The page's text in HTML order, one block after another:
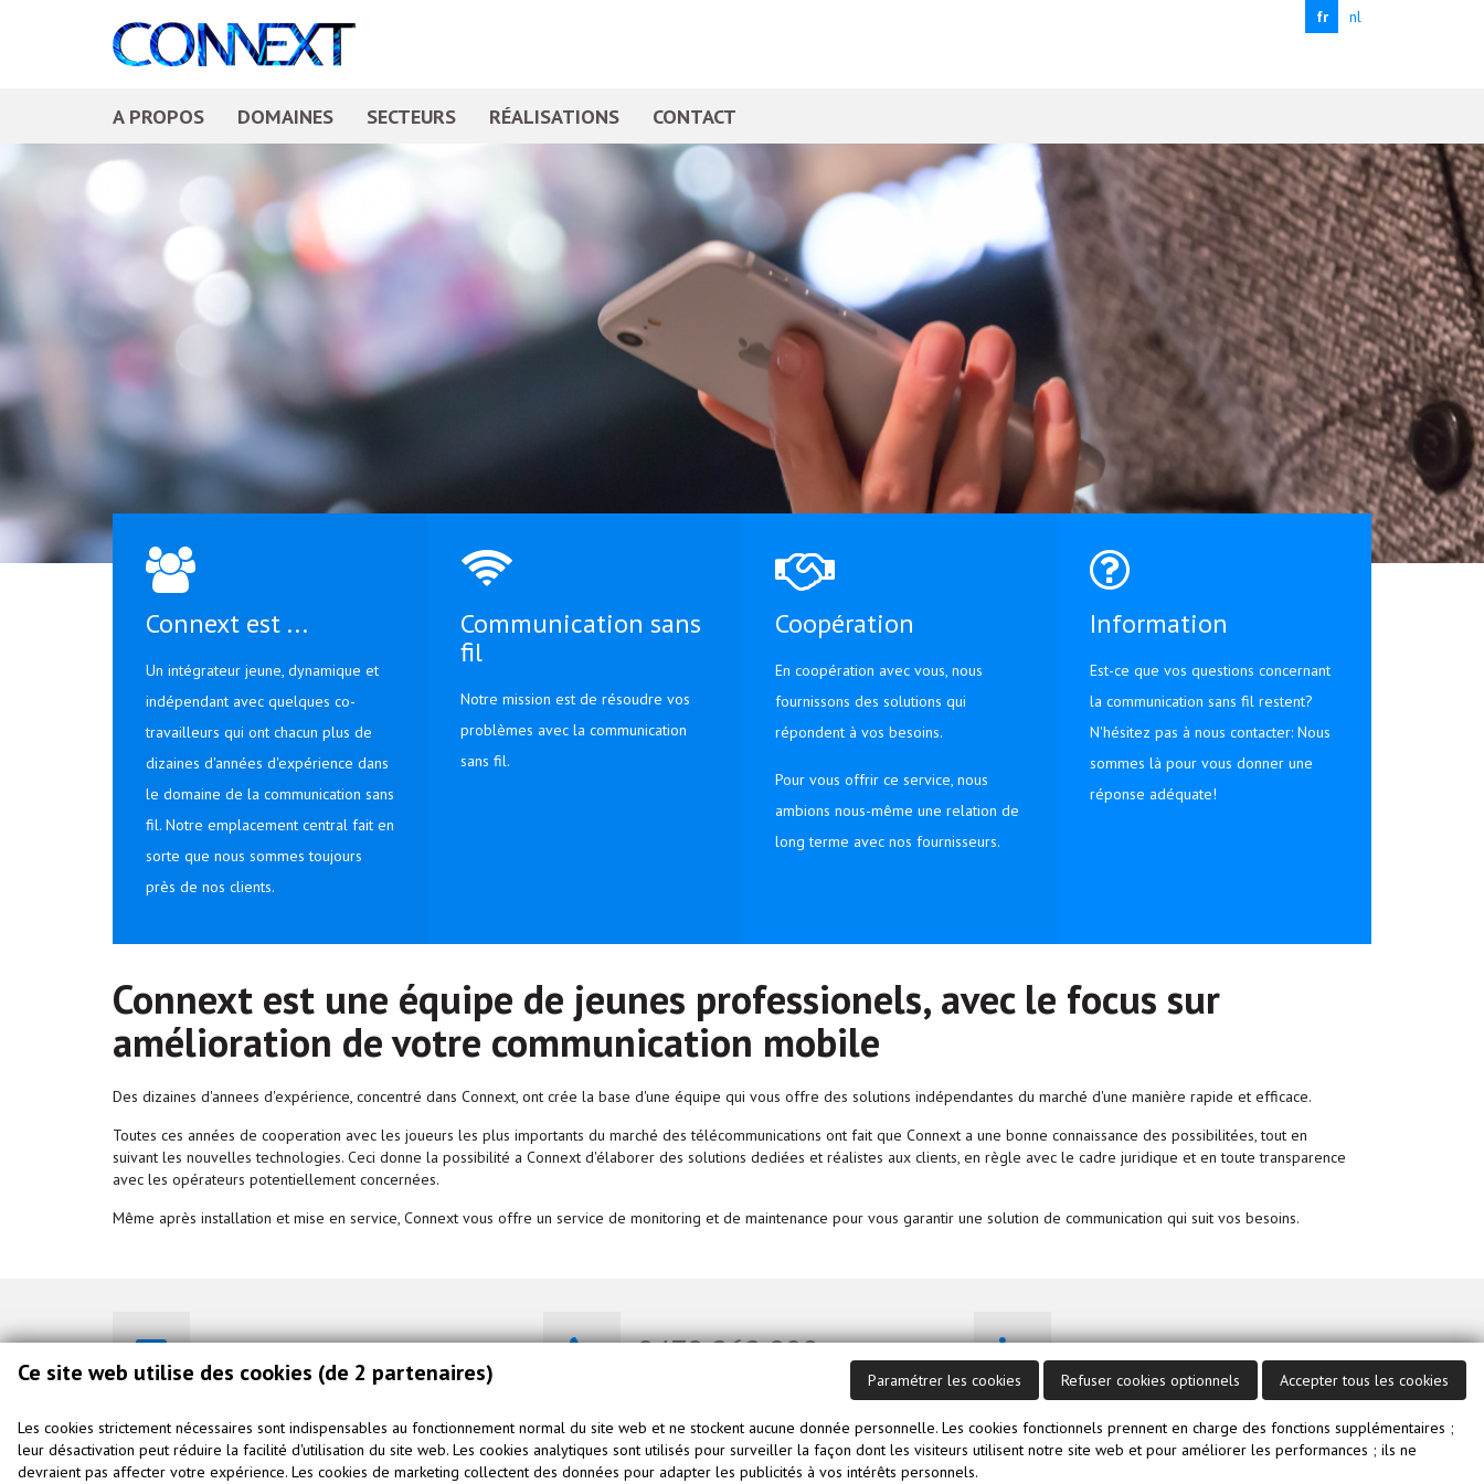
fr nl
A PROPOS DOMAINES SECTEURS RÉALISATIONS CONTACT
Connext est ...
Un intégrateur jeune, dynamique et
indépendant avec quelques co-
travailleurs qui ont chacun plus de
dizaines d'années d'expérience dans
le domaine de la communication sans
fil. Notre emplacement central fait en
sorte que nous sommes toujours
près de nos clients.
Communication sans
fil
Notre mission est de résoudre vos
problèmes avec la communication
sans fil.
Coopération
En coopération avec vous, nous
fournissons des solutions qui
répondent à vos besoins.
Pour vous offrir ce service, nous
ambions nous-même une relation de
long terme avec nos fournisseurs.
Information
Est-ce que vos questions concernant
la communication sans fil restent?
N'hésitez pas à nous contacter: Nous
sommes là pour vous donner une
réponse adéquate!
Connext est une équipe de jeunes professionels, avec le focus sur
amélioration de votre communication mobile
Des dizaines d'annees d'expérience, concentré dans Connext, ont crée la base d'une équipe qui vous offre des solutions indépendantes du marché d'une manière rapide et efficace.
Toutes ces années de cooperation avec les joueurs les plus importants du marché des télécommunications ont fait que Connext a une bonne connaissance des possibilitées, tout en
suivant les nouvelles technologies. Ceci donne la possibilité a Connext d'élaborer des solutions dediées et réalistes aux clients, en règle avec le cadre juridique et en toute transparence
avec les opérateurs potentiellement concernées.
Même après installation et mise en service, Connext vous offre un service de monitoring et de maintenance pour vous garantir une solution de communication qui suit vos besoins.
info@connext-nv.be 0470 262 008 Visitez notre Linkedin
Ce site web utilise des cookies (de 2 partenaires) Paramétrer les cookies Refuser cookies optionnels Accepter tous les cookies
Les cookies strictement nécessaires sont indispensables au fonctionnement normal du site web et ne stockent aucune donnée personnelle. Les cookies fonctionnels prennent en charge des fonctions supplémentaires ;
leur désactivation peut réduire la facilité d'utilisation du site web. Les cookies analytiques sont utilisés pour surveiller la façon dont les visiteurs utilisent notre site web et pour améliorer les performances ; ils ne
devraient pas affecter votre expérience. Les cookies de marketing collectent des données pour adapter les publicités à vos intérêts personnels.
© Connext NV. 2026 | Webdevelopment byServico
Connexion